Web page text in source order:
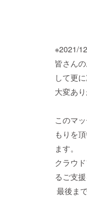
※2021/
皆さん
して更
大変あ
このマ
もりを
ます。
クラウ
るご支
最後ま